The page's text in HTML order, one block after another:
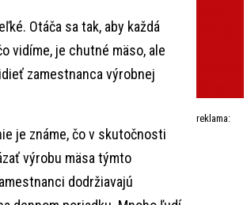
Otáča sa tak, aby každá
vidíme, je chutné mäso, ale
zamestnanca výrobnej
je známe, čo v skutočnosti
výrobu mäsa týmto
dodržiavajú
reklama: